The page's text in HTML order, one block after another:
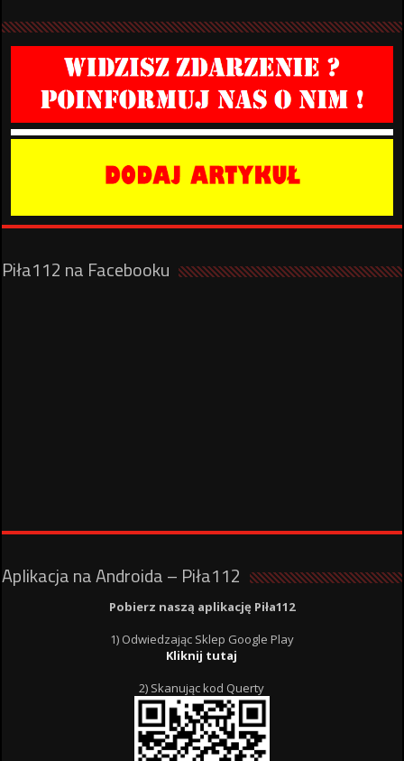
Piła112 na Facebooku
Aplikacja na Androida – Piła112
Pobierz naszą aplikację Piła112
1) Odwiedzając Sklep Google Play
Kliknij tutaj
2) Skanując kod Querty